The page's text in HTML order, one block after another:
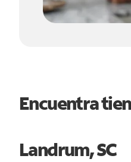
Encuentra
Landrum, SC